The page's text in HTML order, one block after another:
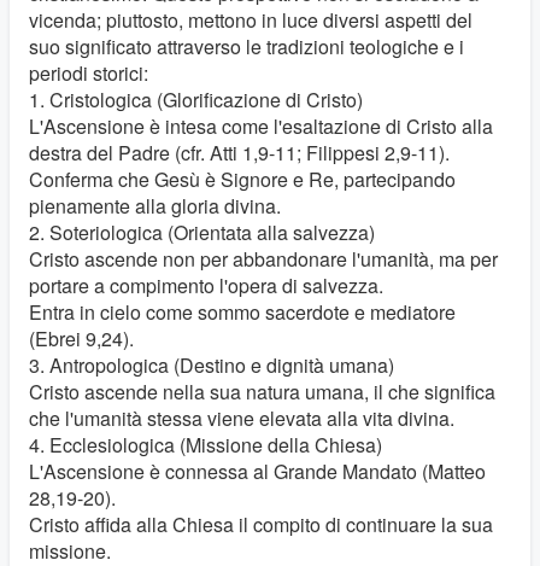
vicenda; piuttosto, mettono in luce diversi aspetti del
suo significato attraverso le tradizioni teologiche e i
periodi storici:
1. Cristologica (Glorificazione di Cristo)
L'Ascensione è intesa come l'esaltazione di Cristo alla
destra del Padre (cfr. Atti 1,9-11; Filippesi 2,9-11).
Conferma che Gesù è Signore e Re, partecipando
pienamente alla gloria divina.
2. Soteriologica (Orientata alla salvezza)
Cristo ascende non per abbandonare l'umanità, ma per
portare a compimento l'opera di salvezza.
Entra in cielo come sommo sacerdote e mediatore
(Ebrei 9,24).
3. Antropologica (Destino e dignità umana)
Cristo ascende nella sua natura umana, il che significa
che l'umanità stessa viene elevata alla vita divina.
4. Ecclesiologica (Missione della Chiesa)
L'Ascensione è connessa al Grande Mandato (Matteo
28,19-20).
Cristo affida alla Chiesa il compito di continuare la sua
missione.